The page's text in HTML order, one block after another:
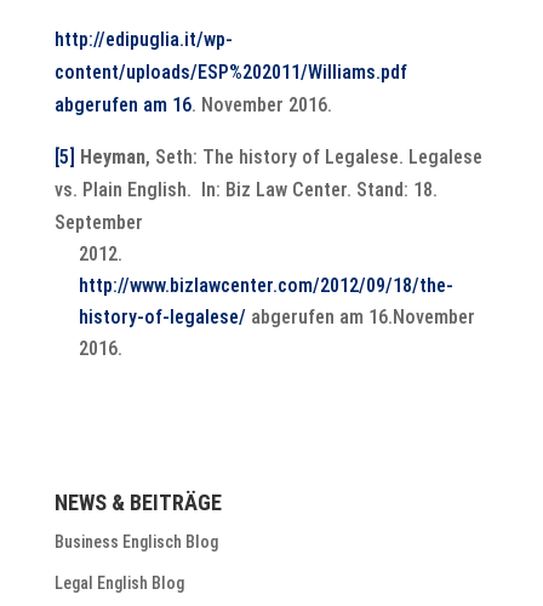
http://edipuglia.it/wp-
content/uploads/ESP%202011/Williams.pdf
abgerufen am 16. November 2016.
[5] Heyman, Seth: The history of Legalese. Legalese
vs. Plain English. In: Biz Law Center. Stand: 18.
September
http://www.bizlawcenter.com/2012/09/18/the-
history-of-legalese/abgerufen am 16.November
2016.
NEWS & BEITRÄGE
Business Englisch Blog
Legal English Blog